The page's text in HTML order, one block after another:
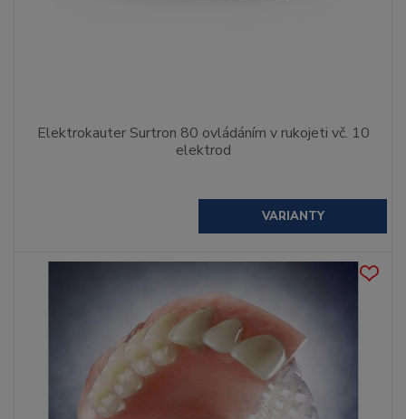
Elektrokauter Surtron 80 ovládáním v rukojeti vč. 10
elektrod
VARIANTY